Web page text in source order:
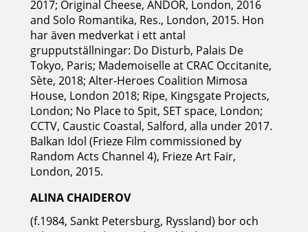
2017; Original Cheese, ANDOR, London, 2016
and Solo Romantika, Res., London, 2015. Hon
har även medverkat i ett antal
grupputställningar: Do Disturb, Palais De
Tokyo, Paris; Mademoiselle at CRAC Occitanite,
Sète, 2018; Alter-Heroes Coalition Mimosa
House, London 2018; Ripe, Kingsgate Projects,
London; No Place to Spit, SET space, London;
CCTV, Caustic Coastal, Salford, alla under 2017.
Balkan Idol (Frieze Film commissioned by
Random Acts Channel 4), Frieze Art Fair,
London, 2015.
ALINA CHAIDEROV
(f.1984, Sankt Petersburg, Ryssland) bor och